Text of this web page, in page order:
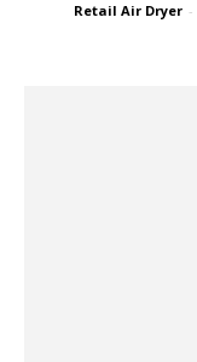
Retail Air Dryer -